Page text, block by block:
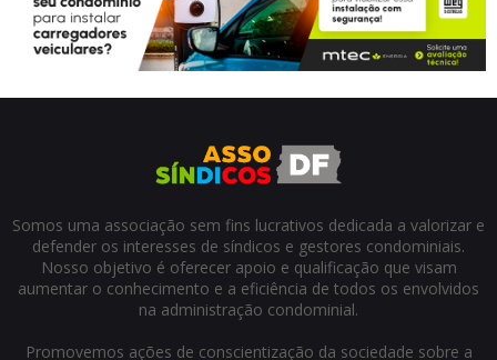
Somos uma associação sem fins lucrativos dedicada a valorizar e
defender os interesses de síndicos e gestores condominiais.
Nosso objetivo é oferecer apoio e qualificação que visam
aumentar o conhecimento e a eficiência de todos os envolvidos
na administração condominial.
Promovemos ações de conscientização da sociedade sobre a